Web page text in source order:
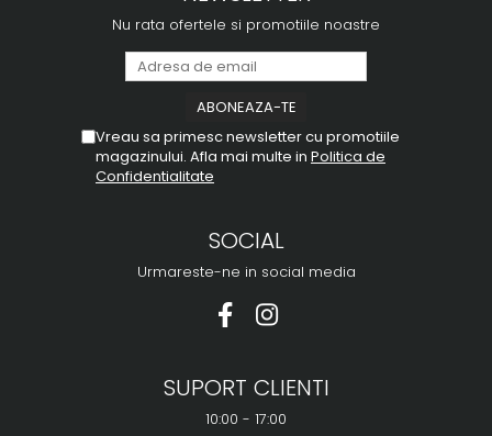
Nu rata ofertele si promotiile noastre
Vreau sa primesc newsletter cu promotiile
magazinului. Afla mai multe in Politica de
Confidentialitate
SOCIAL
Urmareste-ne in social media
SUPORT CLIENTI
10:00 - 17:00